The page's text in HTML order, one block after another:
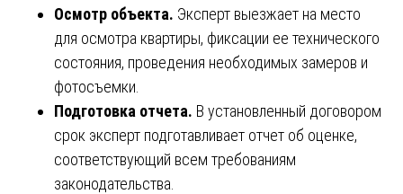
Осмотр объекта. Эксперт выезжает на место
для осмотра квартиры, фиксации ее технического
состояния, проведения необходимых замеров и
фотосъемки.
Подготовка отчета. В установленный договором
срок эксперт подготавливает отчет об оценке,
соответствующий всем требованиям
законодательства.